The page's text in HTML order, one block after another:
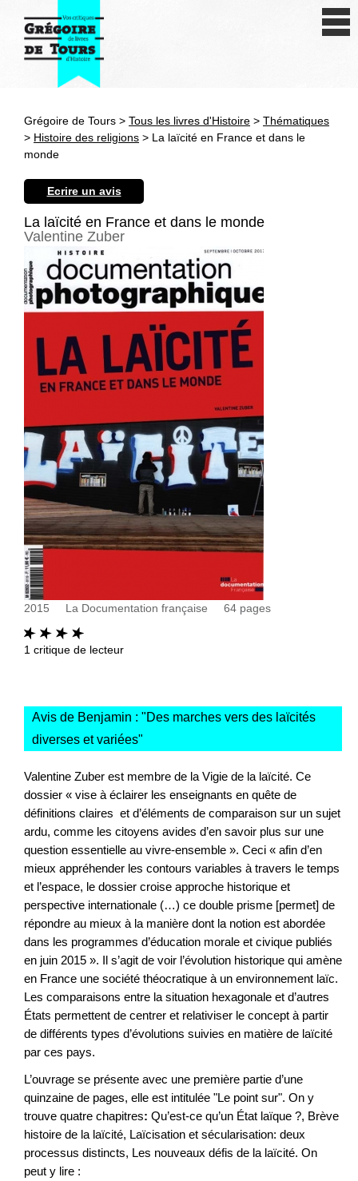
Antiquité
XXe siècle
Autres civilisations
Thématiques
Grégoire de Tours > Tous les livres d'Histoire > Thématiques
> Histoire des religions > La laïcité en France et dans le
monde
Ecrire un avis
La laïcité en France et dans le monde
Valentine Zuber
2015 La Documentation française 64 pages
1 critique de lecteur
Avis de Benjamin : "Des marches vers des laïcités
diverses et variées"
Valentine Zuber est membre de la Vigie de la laïcité. Ce
dossier « vise à éclairer les enseignants en quête de
définitions claires et d’éléments de comparaison sur un sujet
ardu, comme les citoyens avides d’en savoir plus sur une
question essentielle au vivre-ensemble ». Ceci « afin d’en
mieux appréhender les contours variables à travers le temps
et l’espace, le dossier croise approche historique et
perspective internationale (…) ce double prisme [permet] de
répondre au mieux à la manière dont la notion est abordée
dans les programmes d’éducation morale et civique publiés
en juin 2015 ». Il s’agit de voir l’évolution historique qui amène
en France une société théocratique à un environnement laïc.
Les comparaisons entre la situation hexagonale et d’autres
États permettent de centrer et relativiser le concept à partir
de différents types d’évolutions suivies en matière de laïcité
par ces pays.
L’ouvrage se présente avec une première partie d’une
quinzaine de pages, elle est intitulée "Le point sur". On y
trouve quatre chapitres: Qu’est-ce qu’un État laïque ?, Brève
histoire de la laïcité, Laïcisation et sécularisation: deux
processus distincts, Les nouveaux défis de la laïcité. On
peut y lire :